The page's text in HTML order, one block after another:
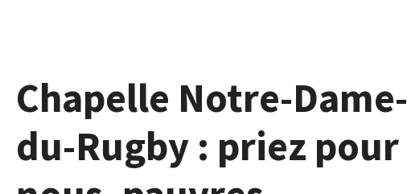
Chapelle Notre-Dame-
du-Rugby : priez pour